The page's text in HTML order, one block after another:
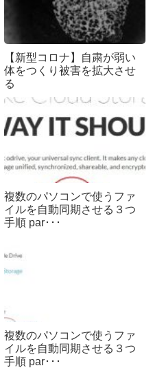
【新型コロナ】自粛が弱い
体をつくり被害を拡大させ
る
複数のパソコンで使うファ
イルを自動同期させる３つ
手順 par･･･
複数のパソコンで使うファ
イルを自動同期させる３つ
手順 par･･･